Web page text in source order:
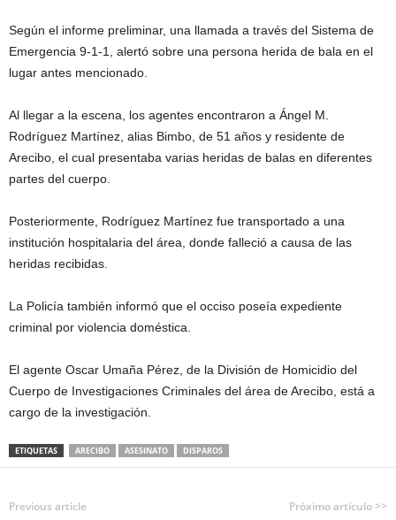
Según el informe preliminar, una llamada a través del Sistema de
Emergencia 9-1-1, alertó sobre una persona herida de bala en el
lugar antes mencionado.
Al llegar a la escena, los agentes encontraron a Ángel M.
Rodríguez Martínez, alias Bimbo, de 51 años y residente de
Arecibo, el cual presentaba varias heridas de balas en diferentes
partes del cuerpo.
Posteriormente, Rodríguez Martínez fue transportado a una
institución hospitalaria del área, donde falleció a causa de las
heridas recibidas.
La Policía también informó que el occiso poseía expediente
criminal por violencia doméstica.
El agente Oscar Umaña Pérez, de la División de Homicidio del
Cuerpo de Investigaciones Criminales del área de Arecibo, está a
cargo de la investigación.
ETIQUETAS ARECIBO ASESINATO DISPAROS
Previous article Próximo artículo >>